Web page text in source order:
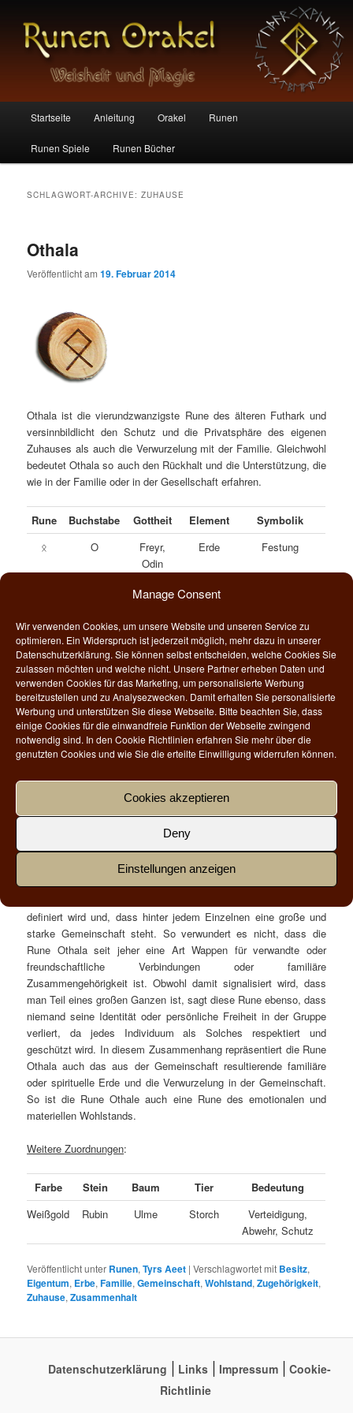
Manage Consent
Wir verwenden Cookies, um unsere Website und unseren Service zu
optimieren. Ein Widerspruch ist jederzeit möglich, mehr dazu in unserer
Datenschutzerklärung. Sie können selbst entscheiden, welche Cookies Sie
zulassen möchten und welche nicht. Unsere Partner erheben Daten und
verwenden Cookies für das Marketing, um personalisierte Werbung
bereitzustellen und zu Analysezwecken. Damit erhalten Sie personalisierte
Werbung und unterstützen Sie diese Webseite. Bitte beachten Sie, dass
einige Cookies für die einwandfreie Funktion der Webseite zwingend
notwendig sind. In den Cookie Richtlinien erfahren Sie mehr über die
genutzten Cookies und wie Sie die erteilte Einwilligung widerrufen können.
Cookies akzeptieren
Deny
Einstellungen anzeigen
Runen Orakel
Zum
Inhalt
Zum
sekundären
Startseite Anleitung Orakel Runen
Runen Spiele Runen Bücher
SCHLAGWORT-ARCHIVE:ZUHAUSE
Othala
Veröffentlicht am19. Februar 2014
Othala ist die vierundzwanzigste Rune des älteren Futhark und
versinnbildlicht den Schutz und die Privatsphäre des eigenen
Zuhauses als auch die Verwurzelung mit der Familie. Gleichwohl
bedeutet Othala so auch den Rückhalt und die Unterstützung, die
wie in der Familie oder in der Gesellschaft erfahren.
Rune Buchstabe Gottheit Element Symbolik
ᛟ O
Freyr,
Odin
Erde Festung
Traditionell erkennt man in diesem Runensymbol eine Festung,
können wir uns zurückziehen, wenn wir Ruhe, Schutz und Halt
suchen. Es heißt im Englischen nicht umsonst “My Home ist my
castle (dt. “Mein Zuhause ist meine Burg”). Diese Festung
wiederum symbolisert damit etwas, dass uns persönlich heilig ist
und dass wir schützen wollen und mit aller Kraft verteidigen
werden, wenn jemand Anderes es erobern und besitzen möchte.
Leider wurde die Othala-Rune, wie auch die Sowilo-Rune während
des Nationalsozialsozialismus aus niederen Beweggründen
Benutzung – zum Einen ist sie als verfassungswidrige Odal-Rune
leider noch ein verbreitetes Erkennungs- und
Zugehörigkeitssymbol der Neonazi-Szene, zum Anderen wird
Othala erstaunlicherweise – wenn auch in leicht abgewandelter
Form – von der Bundeswehr als Abzeichen für Hauptfeldwebel
genutzt. In beiden Fällen zeigt sich, dass mit der Othala Rune
gleichzeitig Abgrenzung und Zugehörigkeit zu einer ganz
definiert wird und, dass hinter jedem Einzelnen eine große und
starke Gemeinschaft steht. So verwundert es nicht, dass die
Rune Othala seit jeher eine Art Wappen für verwandte oder
freundschaftliche Verbindungen oder familiäre
Zusammengehörigkeit ist. Obwohl damit signalisiert wird, dass
man Teil eines großen Ganzen ist, sagt diese Rune ebenso, dass
niemand seine Identität oder persönliche Freiheit in der Gruppe
verliert, da jedes Individuum als Solches respektiert und
geschützt wird. In diesem Zusammenhang repräsentiert die Rune
Othala auch das aus der Gemeinschaft resultierende familiäre
oder spirituelle Erde und die Verwurzelung in der Gemeinschaft.
So ist die Rune Othale auch eine Rune des emotionalen und
materiellen Wohlstands.
Weitere Zuordnungen:
Farbe Stein Baum Tier
Bedeutung
Weißgold
Rubin Ulme Storch
Verteidigung,
Abwehr, Schutz
Veröffentlicht unter Runen,Tyrs Aeet |Verschlagwortet mit Besitz,
Eigentum, Erbe,Familie,Gemeinschaft,Wohlstand,Zugehörigkeit,
Zuhause,Zusammenhalt
Datenschutzerklärung Links Impressum
Cookie-
Richtlinie